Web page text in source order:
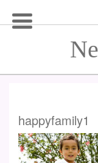
happyfamily1